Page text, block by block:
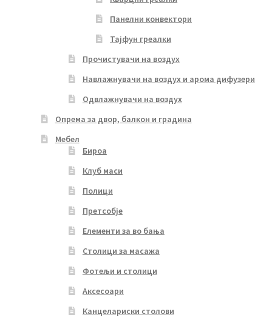
Панелни конвектори
Тајфун греалки
Прочистувачи на воздух
Навлажнувачи на воздух и арома дифузери
Одвлажнувачи на воздух
Опрема за двор, балкон и градина
Мебел
Бироа
Клуб маси
Полици
Претсобје
Елементи за во бања
Столици за масажа
Фотељи и столици
Аксесоари
Канцелариски столови